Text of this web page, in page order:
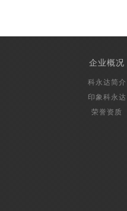
企业概况
科永达简介
印象科永达
荣誉资质